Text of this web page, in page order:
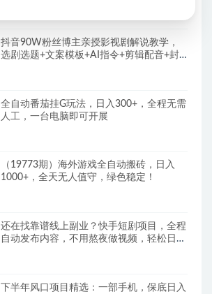
抖音90W粉丝博主亲授影视剧解说教学，
选剧选题+文案模板+AI指令+剪辑配音+封
全自动番茄挂G玩法，日入300+，全程无需
人工，一台电脑即可开展
（19773期）海外游戏全自动搬砖，日入
1000+，全天无人值守，绿色稳定！
还在找靠谱线上副业？快手短剧项目，全程
自动发布内容，不用熬夜做视频，轻松日入
下半年风口项目精选：一部手机，保底日入